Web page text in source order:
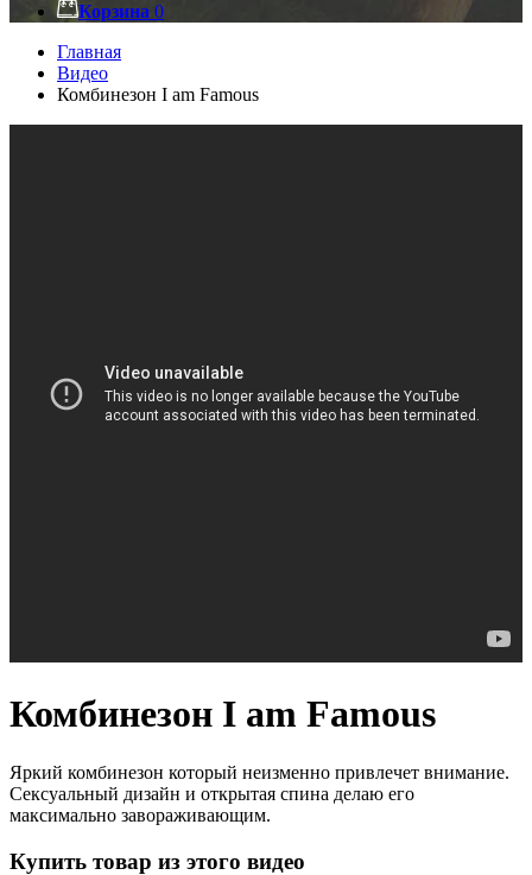
Корзина 0
Главная
Видео
Комбинезон I am Famous
Комбинезон I am Famous
Яркий комбинезон который неизменно привлечет внимание.
Сексуальный дизайн и открытая спина делаю его
максимально завораживающим.
Купить товар из этого видео